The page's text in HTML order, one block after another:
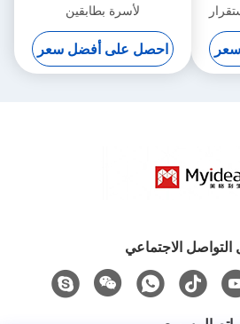
لأسرة بطابقين
احصل على أفضل سعر
الاجتماعي